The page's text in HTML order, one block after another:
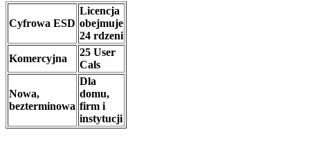
Cyfrowa ESD
Licencja
obejmuje
24 rdzeni
Komercyjna
25 User
Cals
Nowa,
bezterminowa
Dla
domu,
firm i
instytucji